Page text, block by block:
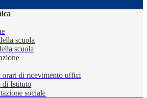
scuola
scuola
orari di ricevimento uffici
di Istituto
sociale